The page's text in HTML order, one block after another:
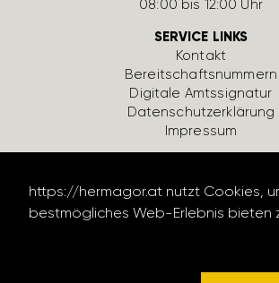
https://hermagor.at nutzt Cookies,
bestmögliches Web-Erlebnis bieten
08:00 bis 12:00 Uhr
SERVICE LINKS
Kontakt
Bereit­schafts­num­mern
Digi­tale Amts­si­gnatur
Daten­schutz­er­klä­rung
Impressum